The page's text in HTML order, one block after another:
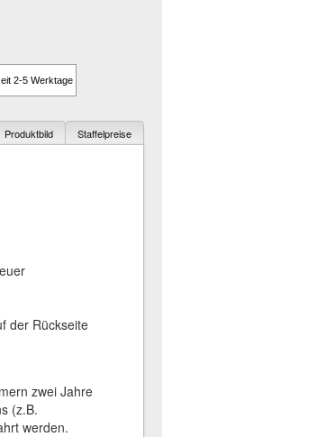
2-5 Werktage
Produktbild Staffelpreise
der Rückseite
zwei Jahre
(z.B.
werden.